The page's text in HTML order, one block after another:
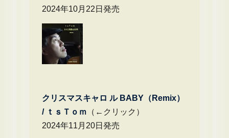
2024年10月22日発売
クリスマスキャロ ル BABY（Remix）
/ ｔｓＴｏｍ （←クリック）
2024年11月20日発売